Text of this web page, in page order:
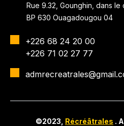
Rue 9.32, Gounghin, dans
BP 630 Ouagadougou 04
+226 68 24 20 00
+226 71 02 27 77
©2023, Récréâtrales .